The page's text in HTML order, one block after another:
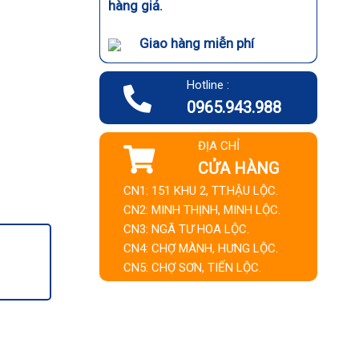
số lượng
hàng giả.
Giao hàng miễn phí
Hotline :
0965.943.988
ĐỊA CHỈ
CỬA HÀNG
CN1: 151 KHU 2, TT.HẬU LỘC.
CN2: MINH THỊNH, MINH LỘC.
CN3: NGÃ TƯ HOA LỘC.
CN4: CHỢ MÀNH, HƯNG LỘC.
CN5: CHỢ SƠN, TIẾN LỘC.